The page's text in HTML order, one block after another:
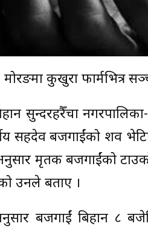
मोरङमा कुखुरा फार्मभित्र
सुन्दरहरैँचा
सहदेव बजगाईंको शव
मृतक बजगाईंको
उनले बताए ।
बजगाईं बिहान ८